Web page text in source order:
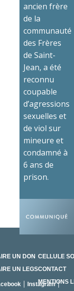
ancien frère
de la
communauté
des Frères
de Saint-
Jean, a été
reconnu
coupable
d’agressions
sexuelles et
de viol sur
mineure et
condamné à
6 ans de
prison.
UN DON
UN LEGS
Instagram
CELLULE
CONTACT
MENTIONS